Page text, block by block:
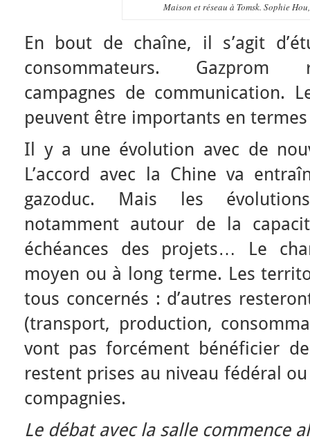
Maison et réseau à Tomsk. Sophie
En bout de chaîne, il s’agit
consommateurs. Gazprom
campagnes de communication.
peuvent être importants en
Il y a une évolution avec de
L’accord avec la Chine va
gazoduc. Mais les
notamment autour de la
échéances des projets… Le
moyen ou à long terme. Les
tous concernés : d’autres
(transport, production,
vont pas forcément bénéficier
restent prises au niveau fédéral
compagnies.
Le débat avec la salle commence